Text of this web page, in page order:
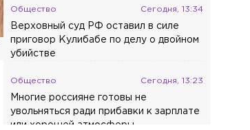
Общество Сегодня, 13:34
Верховный суд РФ оставил в силе
приговор Кулибабе по делу о двойном
убийстве
Общество Сегодня, 13:23
Многие россияне готовы не
увольняться ради прибавки к зарплате
или хорошей атмосферы